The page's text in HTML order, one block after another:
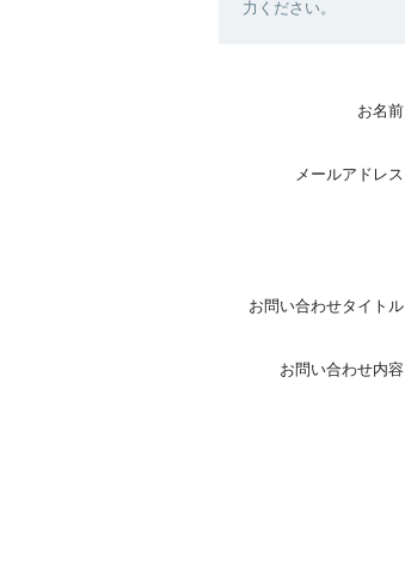
力ください。
お名前
メールアドレス
お問い合わせタイトル
お問い合わせ内容